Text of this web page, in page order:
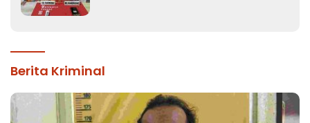
Berita Kriminal